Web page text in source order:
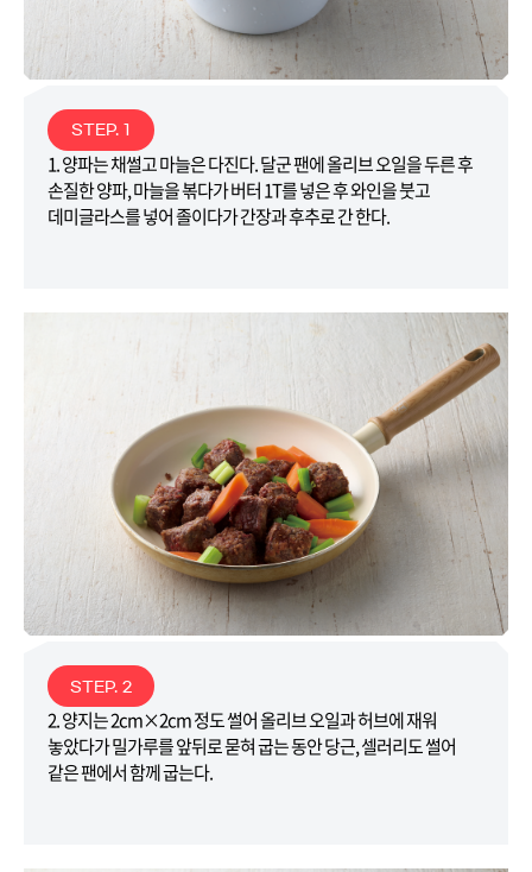
STEP. 1
1. 양파는 채썰고 마늘은 다진다. 달군 팬에 올리브 오일을 두른 후
손질한 양파, 마늘을 볶다가 버터 1T를 넣은 후 와인을 붓고
데미글라스를 넣어 졸이다가 간장과 후추로 간 한다.
STEP. 2
2. 양지는 2cm×2cm 정도 썰어 올리브 오일과 허브에 재워
놓았다가 밀가루를 앞뒤로 묻혀 굽는 동안 당근, 셀러리도 썰어
같은 팬에서 함께 굽는다.